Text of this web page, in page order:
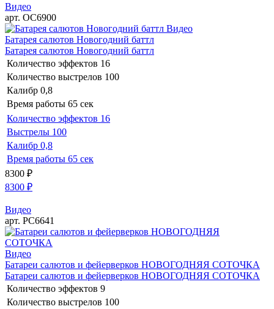
Видео
арт. ОС6900
Видео
Батарея салютов Новогодний баттл
Батарея салютов Новогодний баттл
Количество эффектов 16
Количество выстрелов 100
Калибр 0,8
Время работы 65 сек
Количество эффектов 16
Выстрелы 100
Калибр 0,8
Время работы 65 сек
8300 ₽
8300 ₽
Видео
арт. РС6641
Видео
Батареи салютов и фейерверков НОВОГОДНЯЯ СОТОЧКА
Батареи салютов и фейерверков НОВОГОДНЯЯ СОТОЧКА
Количество эффектов 9
Количество выстрелов 100